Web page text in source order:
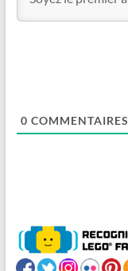
0 COMMENTAIRES